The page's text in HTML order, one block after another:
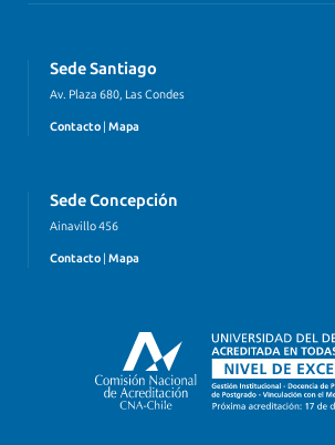
Sede Santiago
Av. Plaza 680, Las Condes
Contacto Mapa
Sede Concepción
Ainavillo 456
Contacto | Mapa